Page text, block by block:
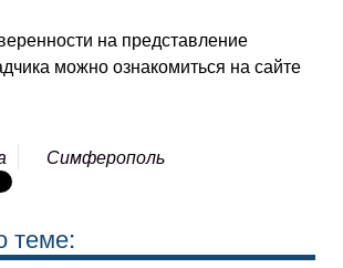
на представление
можно ознакомиться на сайте
Симферополь
теме: